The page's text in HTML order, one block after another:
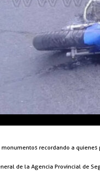
recordando a
de la Agencia Provincial de